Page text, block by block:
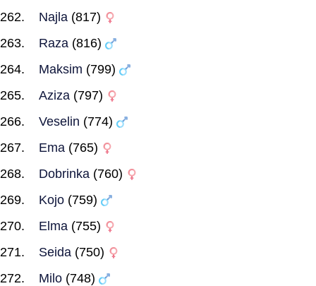
Najla (817)
Raza (816)
Maksim (799)
Aziza (797)
Veselin (774)
Ema (765)
Dobrinka (760)
Kojo (759)
Elma (755)
Seida (750)
Milo (748)